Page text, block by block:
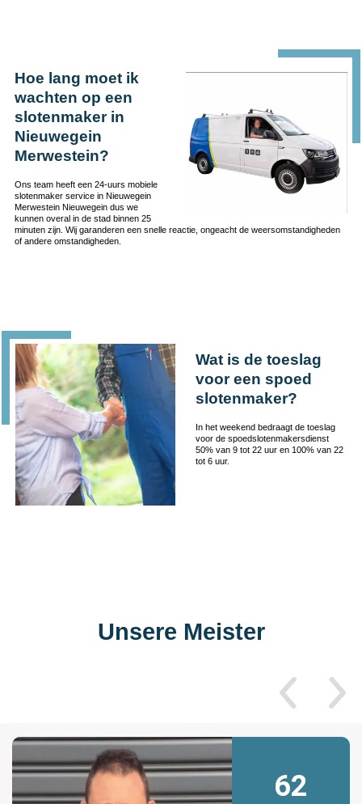
Hoe lang moet ik
wachten op een
slotenmaker in
Nieuwegein
Merwestein?
Ons team heeft een 24-uurs mobiele
slotenmaker service in Nieuwegein
Merwestein Nieuwegein dus we
kunnen overal in de stad binnen 25
minuten zijn. Wij garanderen een snelle reactie, ongeacht de weersomstandigheden
of andere omstandigheden.
Wat is de toeslag
voor een spoed
slotenmaker?
In het weekend bedraagt de toeslag
voor de spoedslotenmakersdienst
50% van 9 tot 22 uur en 100% van 22
tot 6 uur.
Unsere Meister
62